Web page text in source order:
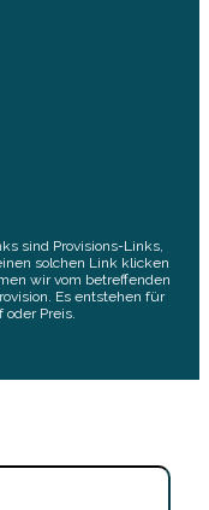
sind Provisions-Links,
solchen Link klicken
wir vom betreffenden
Es entstehen für
oder Preis.